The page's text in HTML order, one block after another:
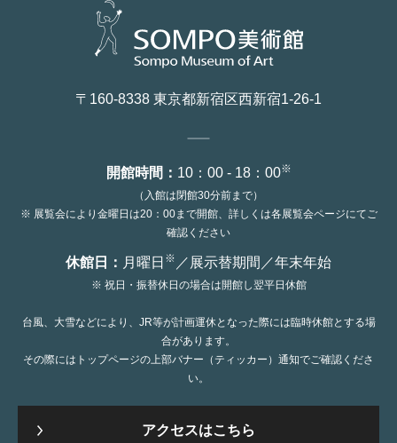
〒160-8338 東京都新宿区西新宿1-26-1
開館時間： 10：00 - 18：00※
（入館は閉館30分前まで）
※ 展覧会により金曜日は20：00まで開館、詳しくは各展覧会ページにてご
確認ください
休館日： 月曜日 ※ ／展示替期間／年末年始
※ 祝日・振替休日の場合は開館し翌平日休館
台風、大雪などにより、JR等が計画運休となった際には臨時休館とする場
合があります。
その際にはトップページの上部バナー（ティッカー）通知でご確認くださ
い。
アクセスはこちら